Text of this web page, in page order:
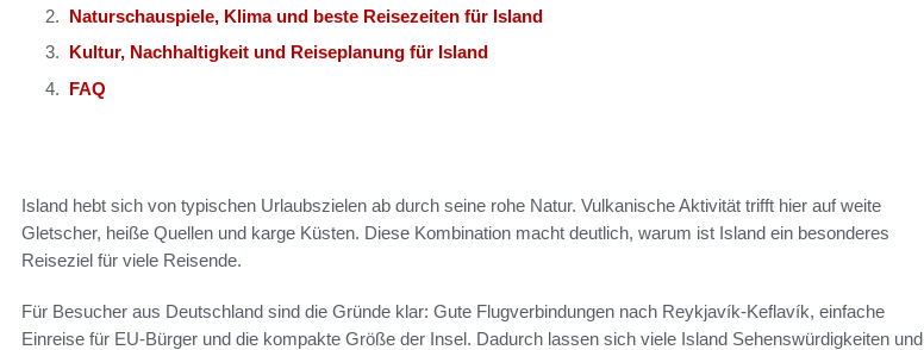
Naturschauspiele, Klima und beste Reisezeiten für Island
Kultur, Nachhaltigkeit und Reiseplanung für Island
FAQ
Island hebt sich von typischen Urlaubszielen ab durch seine rohe Natur. Vulkanische Aktivität trifft hier auf weite
Gletscher, heiße Quellen und karge Küsten. Diese Kombination macht deutlich, warum ist Island ein besonderes
Reiseziel für viele Reisende.
Für Besucher aus Deutschland sind die Gründe klar: Gute Flugverbindungen nach Reykjavík-Keflavík, einfache
Einreise für EU-Bürger und die kompakte Größe der Insel. Dadurch lassen sich viele Island Sehenswürdigkeiten und